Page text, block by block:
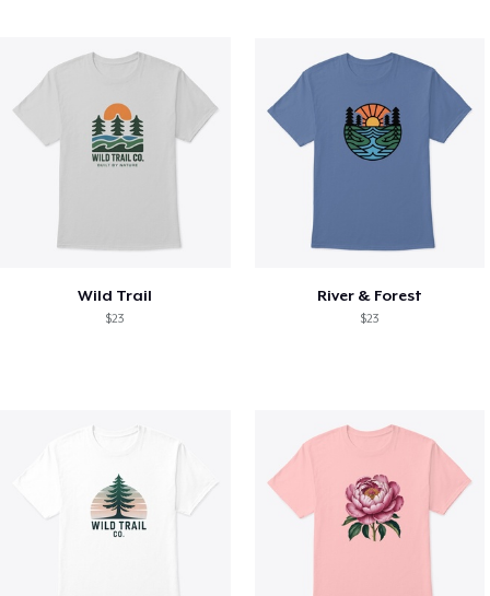
Wild Trail
$23
River & Forest
$23